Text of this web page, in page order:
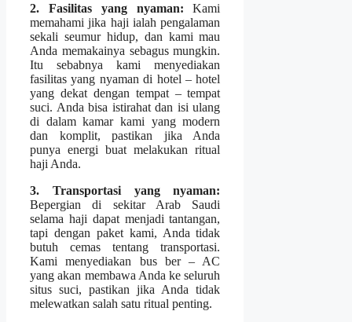
2. Fasilitas yang nyaman: Kami
memahami jika haji ialah pengalaman
sekali seumur hidup, dan kami mau
Anda memakainya sebagus mungkin.
Itu sebabnya kami menyediakan
fasilitas yang nyaman di hotel – hotel
yang dekat dengan tempat – tempat
suci. Anda bisa istirahat dan isi ulang
di dalam kamar kami yang modern
dan komplit, pastikan jika Anda
punya energi buat melakukan ritual
haji Anda.
3. Transportasi yang nyaman:
Bepergian di sekitar Arab Saudi
selama haji dapat menjadi tantangan,
tapi dengan paket kami, Anda tidak
butuh cemas tentang transportasi.
Kami menyediakan bus ber – AC
yang akan membawa Anda ke seluruh
situs suci, pastikan jika Anda tidak
melewatkan salah satu ritual penting.